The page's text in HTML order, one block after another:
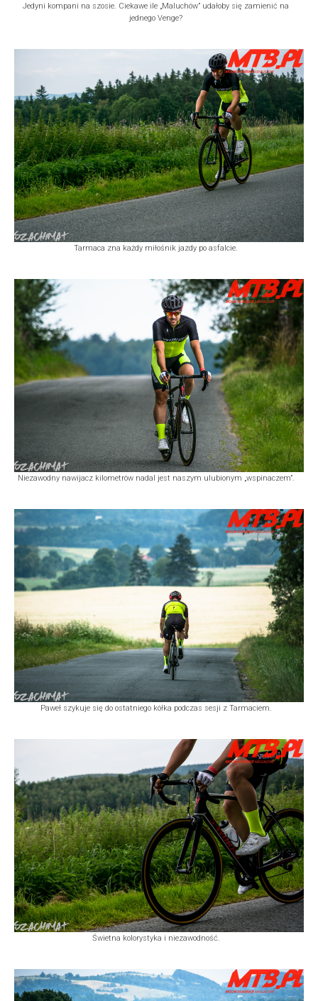
Jedyni kompani na szosie. Ciekawe ile „Maluchów” udałoby się zamienić na
jednego Venge?
Tarmaca zna każdy miłośnik jazdy po asfalcie.
Niezawodny nawijacz kilometrów nadal jest naszym ulubionym „wspinaczem”.
Paweł szykuje się do ostatniego kółka podczas sesji z Tarmaciem.
Świetna kolorystyka i niezawodność.